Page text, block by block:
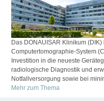
Das DONAUISAR Klinikum
Computertomographie-System
Investition in die neueste
radiologische Diagnostik und
Notfallversorgung sowie bei
Mehr zum Thema